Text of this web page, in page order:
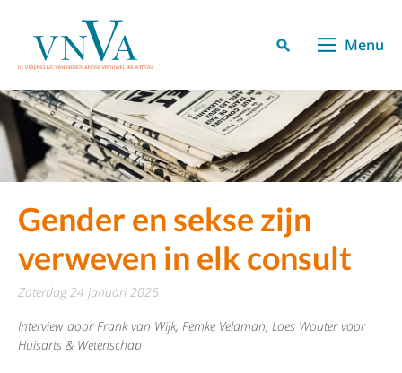
Menu
Gender en sekse zijn
verweven in elk consult
zaterdag 24 januari 2026
Interview door Frank van Wijk, Femke Veldman, Loes Wouter voor
Huisarts & Wetenschap